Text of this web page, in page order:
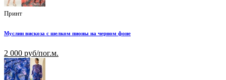
Принт
Муслин вискоза с шелком пионы на черном фоне
2 000 руб/пог.м.